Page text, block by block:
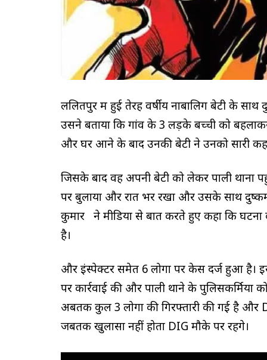
ललितपुर में हुई तेरह वर्षीय नाबालिग बेटी के
उसने बताया कि गांव के 3 लड़के बच्ची को
और घर आने के बाद उनकी बेटी ने उनको सारी
जिसके बाद वह अपनी बेटी को लेकर पाली थाना
पर बुलाया और रात भर रखा और उसके साथ
कुमार ने मीडिया से बात करते हुए कहा कि घटना
है।
और इंस्पेक्टर समेत 6 लोगों पर केस दर्ज हुआ है।
पर कार्रवाई की और पाली थाने के पुलिसकर्मियों
अबतक कुल 3 लोगों की गिरफ्तारी की गई है और
जबतक खुलासा नहीं होता DIG मौके पर रहेंगे।